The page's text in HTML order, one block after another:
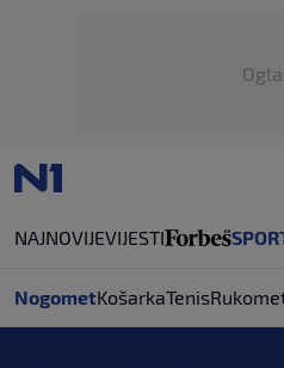
NAJNOVIJEVIJESTI
NogometKošarkaTenis